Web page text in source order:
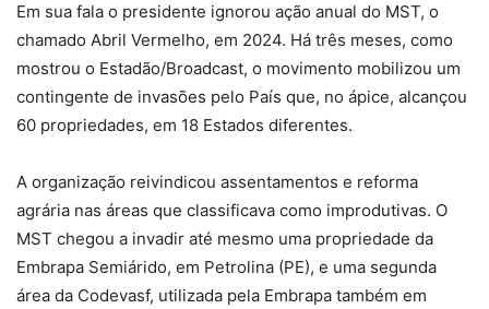
Em sua fala o presidente ignorou ação anual do MST, o
chamado Abril Vermelho, em 2024. Há três meses, como
mostrou o Estadão/Broadcast, o movimento mobilizou um
contingente de invasões pelo País que, no ápice, alcançou
60 propriedades, em 18 Estados diferentes.
A organização reivindicou assentamentos e reforma
agrária nas áreas que classificava como improdutivas. O
MST chegou a invadir até mesmo uma propriedade da
Embrapa Semiárido, em Petrolina (PE), e uma segunda
área da Codevasf, utilizada pela Embrapa também em